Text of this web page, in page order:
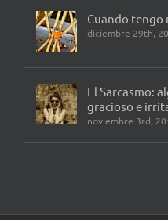
Cuando tengo
diciembre 29th,
El Sarcasmo:
gracioso e
noviembre 3rd,